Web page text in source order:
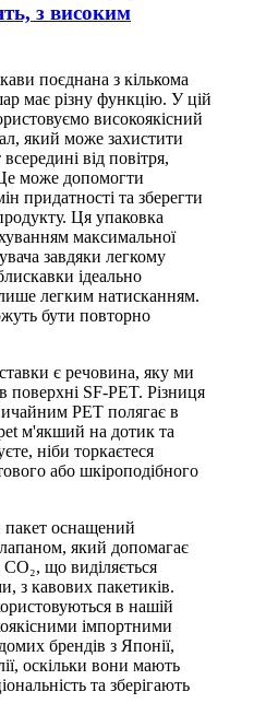
з високим
поєднана з кількома
має різну функцію. У цій
високоякісний
який може захистити
від повітря,
може допомогти
придатності та зберегти
продукту. Ця упаковка
максимальної
завдяки легкому
ідеально
легким натисканням.
бути повторно
є речовина, яку ми
поверхні SF-PET. Різниця
PET полягає в
м'якший на дотик та
ніби торкаєтеся
або шкіроподібного
пакет оснащений
який допомагає
що виділяється
з кавових пакетиків.
в нашій
імпортними
брендів з Японії,
оскільки вони мають
та зберігають